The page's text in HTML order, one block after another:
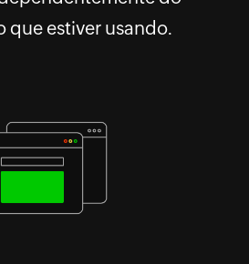
que estiver usando.